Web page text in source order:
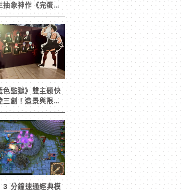
抽象神作《完蛋！
圍了》突然爆紅
色監獄》雙主題快
三創！造景與限定
3 分鐘速通經典模